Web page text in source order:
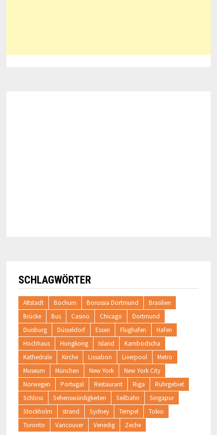
SCHLAGWÖRTER
Altstadt Bochum Borussia Dortmund
Brasilien
Brücke
Bus Casino Chicago
Dortmund
Duisburg
Düsseldorf Essen Flughafen
Hafen
Hochhaus
Hongkong Island
Kambodscha
Kathedrale
Kirche Lissabon Liverpool
Metro
Museum
München New York
New York City
Norwegen
Portugal Restaurant Riga
Ruhrgebiet
Schloss
Sehenswürdigkeiten Seilbahn
Singapur
Stockholm
strand Sydney Tempel
Tokio
Toronto
Vancouver Venedig Zeche